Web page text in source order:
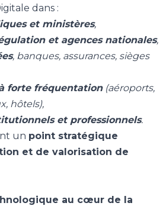
dans :
et ministères,
et agences nationales,
, banques, assurances, sièges
forte fréquentation(aéroports,
hôtels),
et professionnels.
un point stratégique
et de valorisation de
au cœur de la